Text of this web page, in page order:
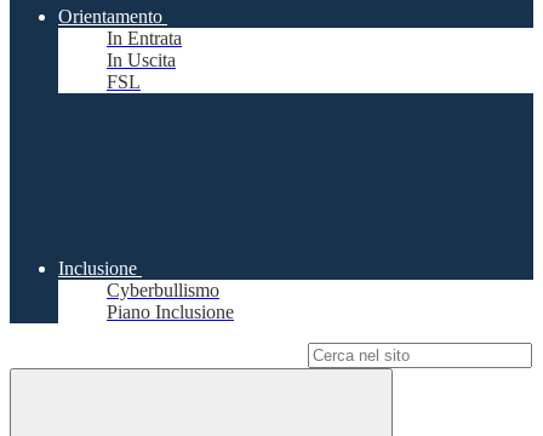
Orientamento
In Entrata
In Uscita
FSL
Inclusione
Cyberbullismo
Piano Inclusione